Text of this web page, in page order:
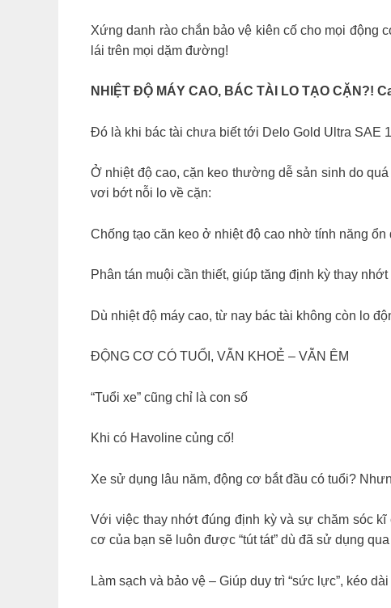
Xứng danh rào chắn bảo vệ kiên cố cho mọi động
lái trên mọi dặm đường!
NHIỆT ĐỘ MÁY CAO, BÁC TÀI LO TẠO CẶN?!
Đó là khi bác tài chưa biết tới Delo Gold Ultra SAE
Ở nhiệt độ cao, cặn keo thường dễ sản sinh do
vơi bớt nỗi lo về cặn:
Chống tạo căn keo ở nhiệt độ cao nhờ tính năng ổn
Phân tán muội cần thiết, giúp tăng định kỳ thay
Dù nhiệt độ máy cao, từ nay bác tài không còn lo
ĐỘNG CƠ CÓ TUỔI, VẪN KHOẺ – VẪN ÊM
“Tuổi xe” cũng chỉ là con số
Khi có Havoline củng cố!
Xe sử dụng lâu năm, động cơ bắt đầu có tuổi?
Với việc thay nhớt đúng định kỳ và sự chăm sóc
cơ của bạn sẽ luôn được “tút tát” dù đã sử dụng
Làm sạch và bảo vệ – Giúp duy trì “sức lực”, kéo